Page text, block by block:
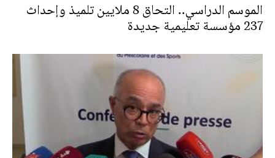
الموسم الدراسي.. التحاق 8 ملايين تلميذ وإحداث
237 مؤسسة تعليمية جديدة